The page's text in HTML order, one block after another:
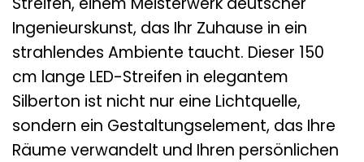
Ingenieurskunst, das Ihr Zuhause in ein
strahlendes Ambiente taucht. Dieser 150
cm lange LED-Streifen in elegantem
Silberton ist nicht nur eine Lichtquelle,
sondern ein Gestaltungselement, das Ihre
Räume verwandelt und Ihren persönlichen